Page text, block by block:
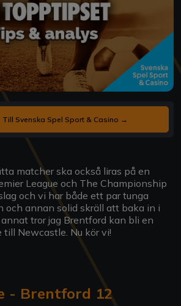
Till Svenska Spel Sport & Casino →
matcher ska också liras på en
League och The Championship
och vi har både ett par tunga
och annan solid skräll att baka in i
tror jag Brentford kan bli en
Newcastle. Nu kör vi!
- Brentford 12